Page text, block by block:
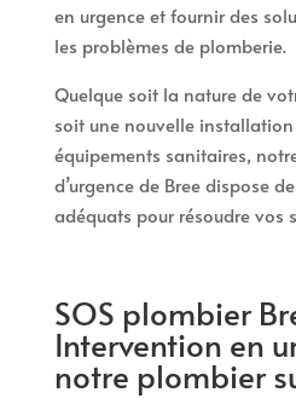
en urgence et fournir des
les problèmes de plomberie.
Quelque soit la nature de
soit une nouvelle installation
équipements sanitaires,
d’urgence de Bree dispose
adéquats pour résoudre vos
SOS plombier
Intervention en
notre plombier